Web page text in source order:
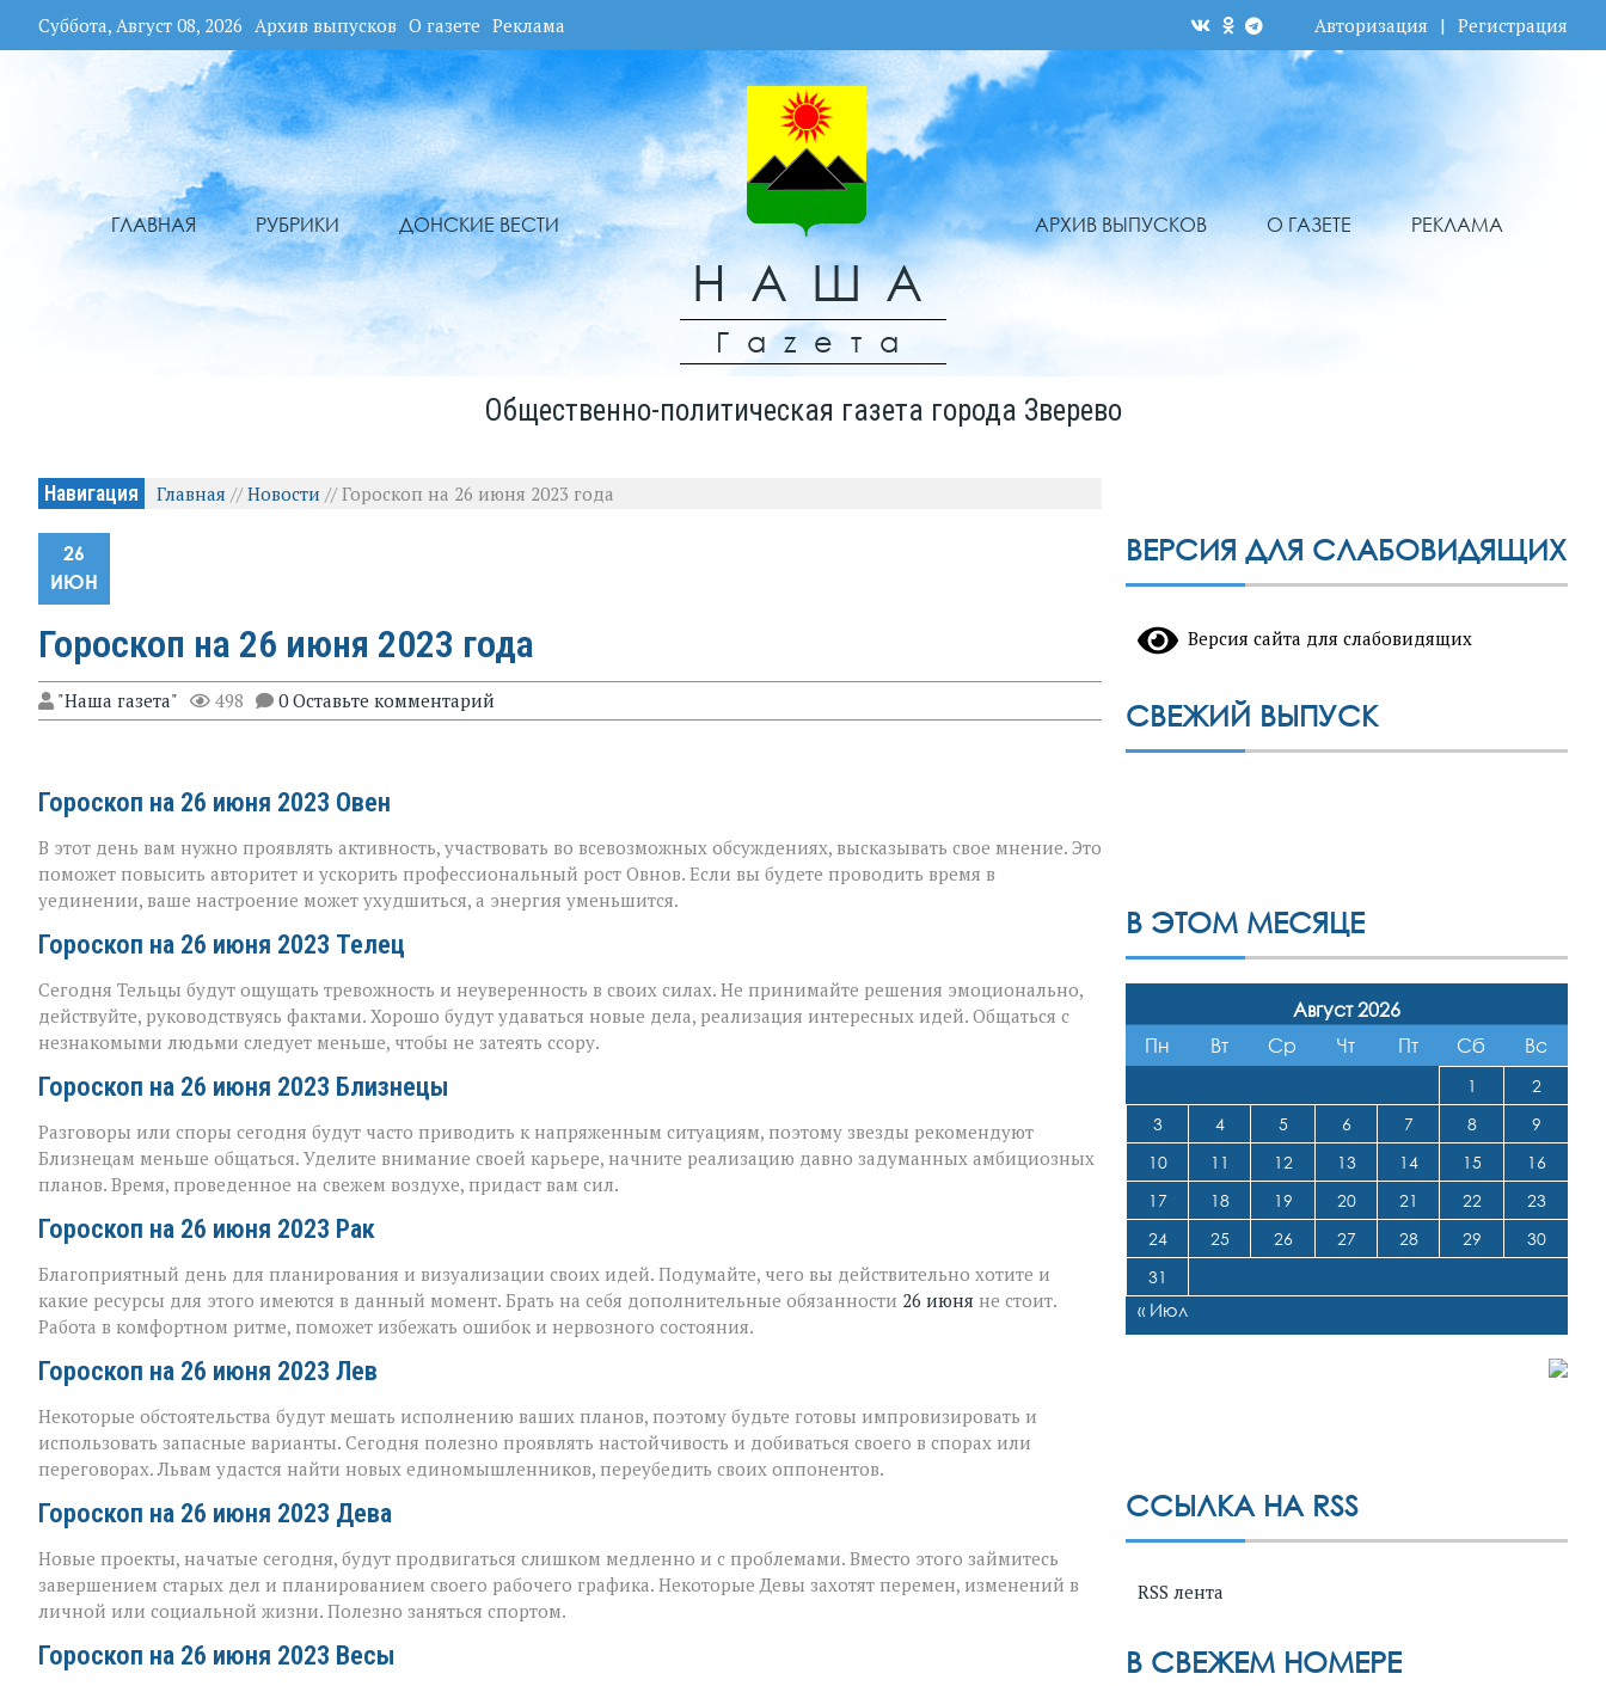
Суббота, Август 08, 2026 Архив выпусков О газете Реклама Авторизация | Регистрация
ГЛАВНАЯ РУБРИКИ ДОНСКИЕ ВЕСТИ
НАША
Гаzета
АРХИВ ВЫПУСКОВ О ГАЗЕТЕ РЕКЛАМА
Общественно-политическая газета города Зверево
Навигация Главная //Новости //Гороскоп на 26 июня 2023 года
26
ИЮН
Гороскоп на 26 июня 2023 года
"Наша газета" 498 0 Оставьте комментарий
Гороскоп на 26 июня 2023 Овен
В этот день вам нужно проявлять активность, участвовать во всевозможных обсуждениях, высказывать свое мнение. Это
поможет повысить авторитет и ускорить профессиональный рост Овнов. Если вы будете проводить время в
уединении, ваше настроение может ухудшиться, а энергия уменьшится.
Гороскоп на 26 июня 2023 Телец
Сегодня Тельцы будут ощущать тревожность и неуверенность в своих силах. Не принимайте решения эмоционально,
действуйте, руководствуясь фактами. Хорошо будут удаваться новые дела, реализация интересных идей. Общаться с
незнакомыми людьми следует меньше, чтобы не затеять ссору.
Гороскоп на 26 июня 2023 Близнецы
Разговоры или споры сегодня будут часто приводить к напряженным ситуациям, поэтому звезды рекомендуют
Близнецам меньше общаться. Уделите внимание своей карьере, начните реализацию давно задуманных амбициозных
планов. Время, проведенное на свежем воздухе, придаст вам сил.
Гороскоп на 26 июня 2023 Рак
Благоприятный день для планирования и визуализации своих идей. Подумайте, чего вы действительно хотите и
какие ресурсы для этого имеются в данный момент. Брать на себя дополнительные обязанности 26 июня не стоит.
Работа в комфортном ритме, поможет избежать ошибок и нервозного состояния.
Гороскоп на 26 июня 2023 Лев
Некоторые обстоятельства будут мешать исполнению ваших планов, поэтому будьте готовы импровизировать и
использовать запасные варианты. Сегодня полезно проявлять настойчивость и добиваться своего в спорах или
переговорах. Львам удастся найти новых единомышленников, переубедить своих оппонентов.
Гороскоп на 26 июня 2023 Дева
Новые проекты, начатые сегодня, будут продвигаться слишком медленно и с проблемами. Вместо этого займитесь
завершением старых дел и планированием своего рабочего графика. Некоторые Девы захотят перемен, изменений в
личной или социальной жизни. Полезно заняться спортом.
Гороскоп на 26 июня 2023 Весы
ВЕРСИЯ ДЛЯ СЛАБОВИДЯЩИХ
Версия сайта для слабовидящих
СВЕЖИЙ ВЫПУСК
В ЭТОМ МЕСЯЦЕ
Август 2026
Пн
Вт Ср Чт Пт Сб Вс
1
2
3
4 5 6 7 8
9
10
11 12 13 14 15
16
17
18 19 20 21 22
23
24
25 26 27 28 29
30
31
« Июл
ССЫЛКА НА RSS
RSS лента
В СВЕЖЕМ НОМЕРЕ